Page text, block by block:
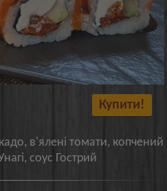
Купити!
в'ялені томати, копчений
соус Гострий